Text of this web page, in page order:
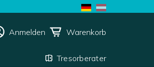
Anmelden Warenkorb
Tresorberater